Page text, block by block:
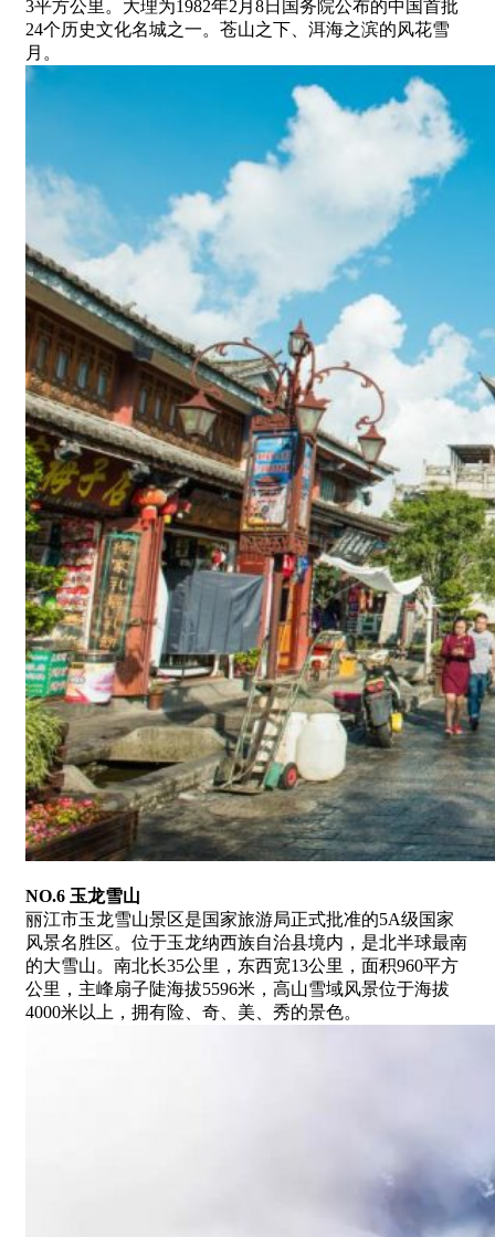
3平方公里。大理为1982年2月8日国务院公布的中国首批
24个历史文化名城之一。苍山之下、洱海之滨的风花雪
月。
NO.6 玉龙雪山
丽江市玉龙雪山景区是国家旅游局正式批准的5A级国家
风景名胜区。位于玉龙纳西族自治县境内，是北半球最南
的大雪山。南北长35公里，东西宽13公里，面积960平方
公里，主峰扇子陡海拔5596米，高山雪域风景位于海拔
4000米以上，拥有险、奇、美、秀的景色。